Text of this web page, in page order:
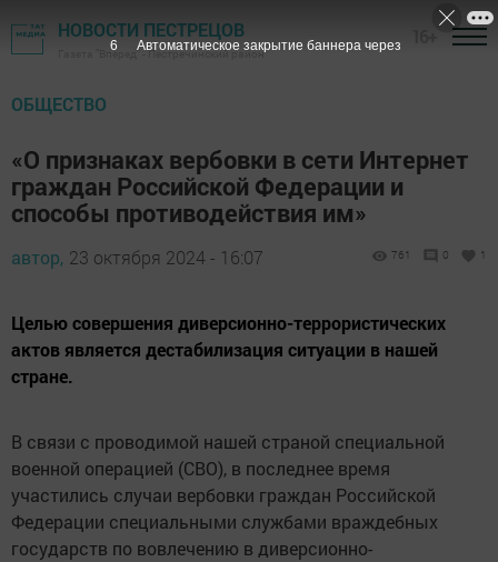
НОВОСТИ ПЕСТРЕЦОВ
Газета "Вперед" - Пестречинский район
ОБЩЕСТВО
«О признаках вербовки в сети Интернет
граждан Российской Федерации и
способы противодействия им»
автор, 23 октября 2024 - 16:07 761 0 1
Целью совершения диверсионно-террористических
актов является дестабилизация ситуации в нашей
стране.
В связи с проводимой нашей страной специальной
военной операцией (СВО), в последнее время
участились случаи вербовки граждан Российской
Федерации специальными службами враждебных
государств по вовлечению в диверсионно-
5 Автоматическое закрытие баннера через